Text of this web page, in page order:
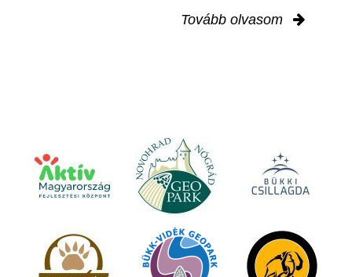
Tovább olvasom